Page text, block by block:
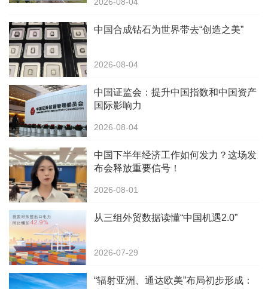
中国合成钻石为世界带去“创造之美”
2026-08-04
中国证监会：提升中国指数和中国资产
国际影响力
2026-08-04
中国下半年经济工作如何发力？这场发
布会释放重要信号！
2026-08-01
从三组外贸数据读懂“中国机遇2.0”
2026-07-29
“辐射亚洲、通达欧美”布局初步形成：